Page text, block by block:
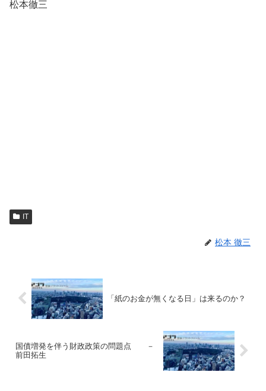
松本徹三
IT
松本 徹三
「紙のお金が無くなる日」は来るのか？
国債増発を伴う財政政策の問題点 －
前田拓生